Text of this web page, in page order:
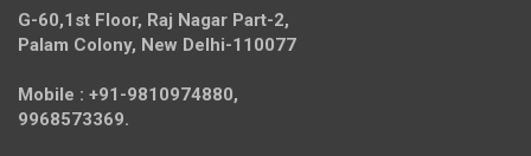
G-60,1st Floor, Raj Nagar Part-2,
Palam Colony, New Delhi-110077
Mobile : +91-9810974880,
9968573369.